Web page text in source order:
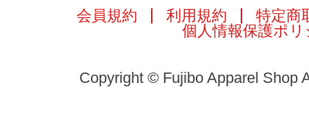
会員規約 利用規約
特定商
個人情報保護ポリ
Copyright © Fujibo Apparel Shop